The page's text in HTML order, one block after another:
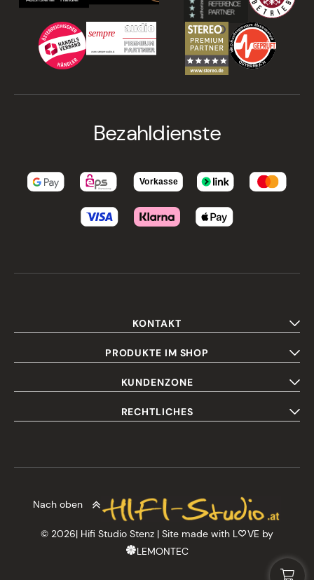
Bezahldienste
KONTAKT
PRODUKTE IM SHOP
KUNDENZONE
RECHTLICHES
Nach oben
© 2026| Hifi Studio Stenz | Site made with L
VE by
LEMONTEC